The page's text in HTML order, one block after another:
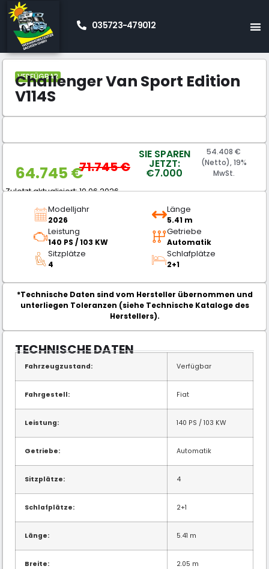
035723-479012
Start»Neue Wohnmobile Kaufen
Challenger
VERFÜGBAR
Challenger Van Sport Edition
V114S
64.745 €71.745€
SIE SPAREN
JETZT:
€7.000
54.408 €
(Netto), 19%
MwSt.
Zuletzt aktualisiert: 10.06.2026
Modelljahr
2026
Länge
5.41 m
Leistung
140 PS / 103 KW
Getriebe
Automatik
Sitzplätze
4
Schlafplätze
2+1
*Technische Daten sind vom Hersteller übernommen und
unterliegen Toleranzen (siehe Technische Kataloge des
Herstellers).
TECHNISCHE DATEN
Fahrzeugzustand: Verfügbar
Fahrgestell: Fiat
Leistung: 140 PS / 103 KW
Getriebe: Automatik
Sitzplätze: 4
Schlafplätze: 2+1
Länge: 5.41 m
Breite: 2.05 m